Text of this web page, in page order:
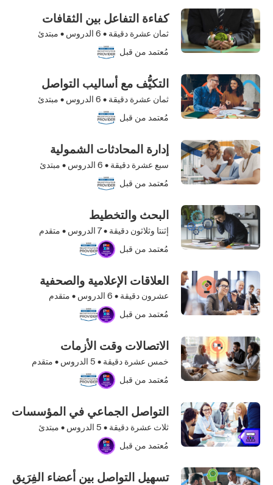
كفاءة التفاعل بين الثقافات
ثمان عشرة دقيقة • 6 الدروس • مبتدئ
مُعتمد من قبل
التكيُّف مع أساليب التواصل
ثمان عشرة دقيقة • 6 الدروس • مبتدئ
مُعتمد من قبل
إدارة المحادثات الشمولية
سبع عشرة دقيقة • 6 الدروس • مبتدئ
مُعتمد من قبل
البحث والتخطيط
إثنتا وثلاثون دقيقة •7 الدروس • متقدم
مُعتمد من قبل
العلاقات الإعلامية والصحفية
عشرون دقيقة • 6 الدروس • متقدم
مُعتمد من قبل
الاتصالات وقت الأزمات
خمس عشرة دقيقة • 5 الدروس • متقدم
مُعتمد من قبل
التواصل الجماعي في المؤسسات
ثلاث عشرة دقيقة • 5 الدروس • مبتدئ
مُعتمد من قبل
تسهيل التواصل بين أعضاء الفِرَيق